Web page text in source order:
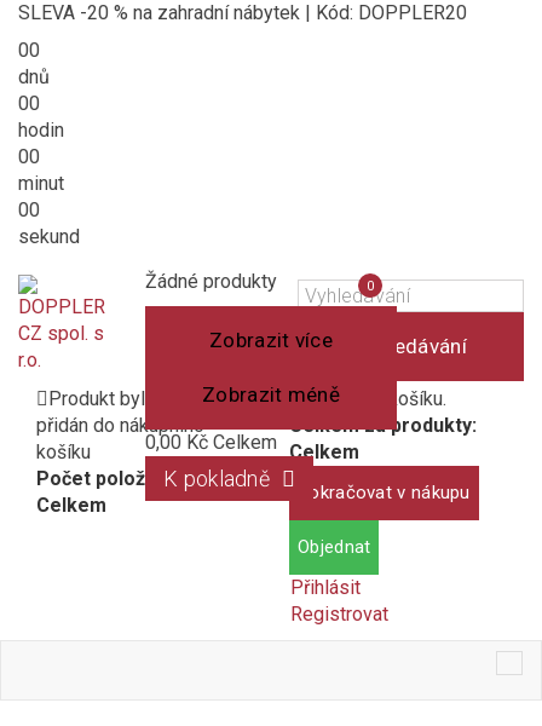
SLEVA -20 % na zahradní nábytek | Kód: DOPPLER20
00
dnů
00
hodin
00
minut
00
sekund
Vyhledávání
Košík
(prázdný)
Žádné produkty
Zobrazit více
Zobrazit méně
0,00 Kč Celkem
K pokladně
Produkt byl úspěšně
přidán do nákupního
košíku
Počet položek:
Celkem
1 produkt v košíku.
Celkem za produkty:
Celkem
Pokračovat v nákupu
Objednat
Přihlásit
Registrovat
Porovnání
produktů
0